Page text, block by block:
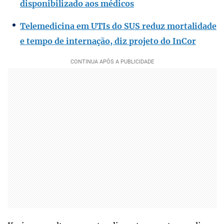
disponibilizado aos médicos
Telemedicina em UTIs do SUS reduz mortalidade
e tempo de internação, diz projeto do InCor